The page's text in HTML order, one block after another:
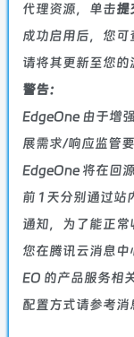
代理资源，单击提
成功启用后，您可
请将其更新至您的
警告：
EdgeOne 由于增
展需求/响应监管
EdgeOne 将在回
前 1 天分别通过
通知，为了能正
您在腾讯云消息中
EO 的产品服务相
配置方式请参考消